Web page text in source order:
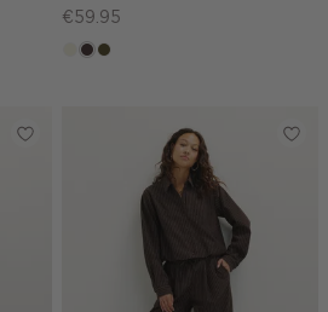
€59.95
ecru
choco,
groen,